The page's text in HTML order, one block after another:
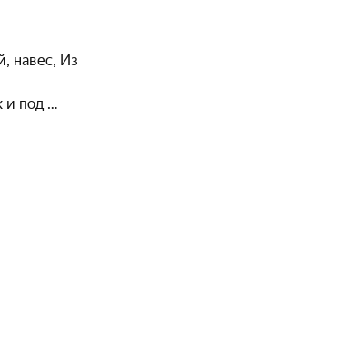
и под